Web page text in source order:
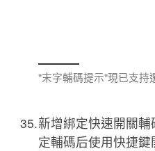
"末字輔碼提示"現已支持
新增綁定快速開關
定輔碼后使用快捷鍵